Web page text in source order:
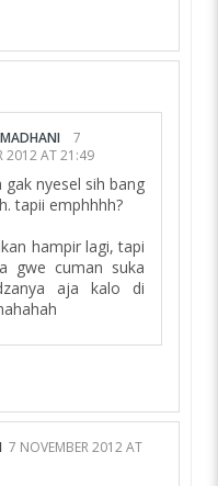
7
2012 AT 21:49
gak nyesel sih bang
tapii emphhhh?
hampir lagi, tapi
gwe cuman suka
aja kalo di
7 NOVEMBER 2012 AT